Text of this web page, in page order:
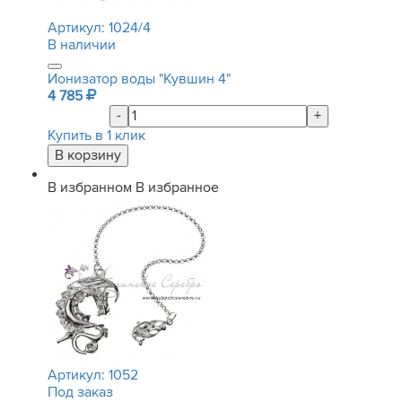
Артикул: 1024/4
В наличии
Ионизатор воды "Кувшин 4"
4 785
-
+
Купить в 1 клик
В избранном В избранное
Артикул: 1052
Под заказ